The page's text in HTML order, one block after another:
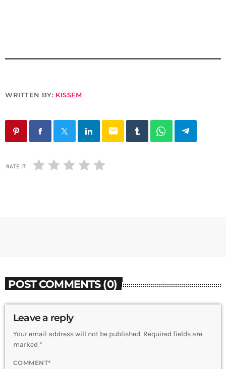
WRITTEN BY: KISSFM
email
RATE IT
POST COMMENTS (0)
Leave a reply
Your email address will not be published. Required fields are
marked *
COMMENT*